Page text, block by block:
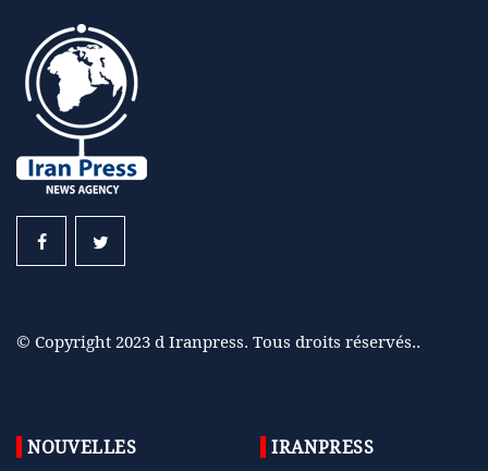
© Copyright 2023 d Iranpress. Tous droits réservés..
NOUVELLES IRANPRESS